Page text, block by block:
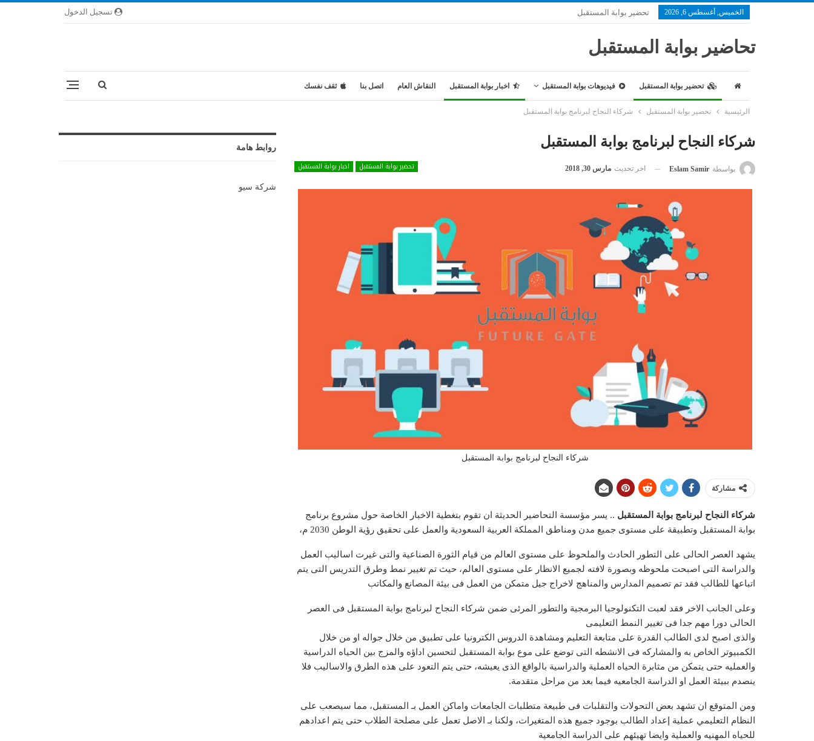
تسجيل الدخول الخميس, أغسطس 6, 2026 تحضير بوابة المستقبل
تحاضير بوابة المستقبل
تحضير بوابة المستقبل فيديوهات بوابة المستقبل اخبار بوابة المستقبل النقاش العام اتصل بنا ثقف نفسك
الرئيسية تحضير بوابة المستقبل شركاء النجاح لبرنامج بوابة المستقبل
شركاء النجاح لبرنامج بوابة المستقبل
تحضير بوابة المستقبل اخبار بوابة المستقبل بواسطة Eslam Samir اخر تحديث مارس 30, 2018
شركاء النجاح لبرنامج بوابة المستقبل
مشاركة
شركاء النجاح لبرنامج بوابة المستقبل .. يسر مؤسسة التحاضير الحديثة ان تقوم بتغطية الاخبار الخاصة حول مشروع برنامج
بوابة المستقبل وتطبيقة على مستوى جميع مدن ومناطق المملكة العربية السعودية والعمل على تحقيق رؤية الوطن 2030 م،
يشهد العصر الحالى على التطور الحادث والملحوظ على مستوى العالم من قيام الثورة الصناعية والتى غيرت اساليب العمل
والدراسة التى اصبحت ملحوظه وبصورة لافته لجميع الانظار على مستوى العالم، حيث تم تغيير نمط وطرق التدريس التى يتم
اتباعها للطالب فقد تم تصميم المدارس والمناهج لاخراج جيل متمكن من العمل فى بيئة المصانع والمكاتب
وعلى الجانب الاخر فقد لعبت التكنولوجيا البرمجية والتطور المرئى ضمن شركاء النجاح لبرنامج بوابة المستقبل فى العصر
الحالى دورا مهم جدا فى تغيير النمط التعليمى
والذى اصبح لدى الطالب القدرة على متابعة التعليم ومشاهدة الدروس الكترونيا على تطبيق من خلال جواله او من خلال
الكمبيوتر الخاص به والمشاركه فى الانشطه التى توضع على موع بوابة المستقبل لتحسين اداؤه والمزج بين الحياه الدراسية
والعمليه حتى يتمكن من مثابرة الحياه العملية والدراسية بالواقع الذى يعيشه، حتى يتم التعود على هذه الطرق والاساليب فلا
ينصدم ببيئة العمل او الدراسة الجامعيه فيما بعد من مراحل متقدمة.
ومن المتوقع ان تشهد بعض التحولات والتقلبات فى طبيعة متطلبات الجامعات واماكن العمل بـ المستقبل، مما سيصعب على
النظام التعليمي عملية إعداد الطالب بوجود جميع هذه المتغيرات، ولكنا بـ الاصل تعمل على مصلحة الطلاب حتى يتم اعدادهم
للحياه المهنيه والعملية وايضا تهيئهم على الدراسة الجامعية
روابط هامة
شركة سيو